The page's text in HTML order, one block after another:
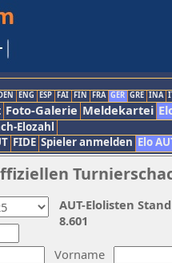
ENG ESP FAI FIN FRA GER GRE INA
Foto-Galerie Meldekartei
Elozahl
FIDE Spieler anmelden Elo
Vorname
AUT-Elolisten
8.601